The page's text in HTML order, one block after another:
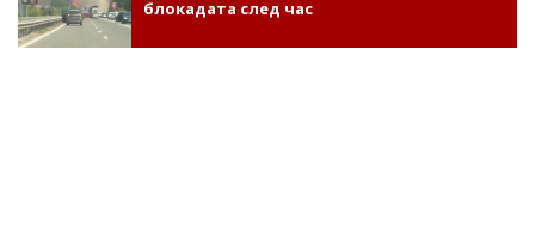
блокадата след час